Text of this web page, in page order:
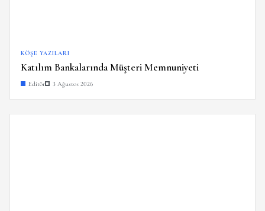
KÖŞE YAZILARI
Katılım Bankalarında Müşteri Memnuniyeti
Editör 3 Ağustos 2026